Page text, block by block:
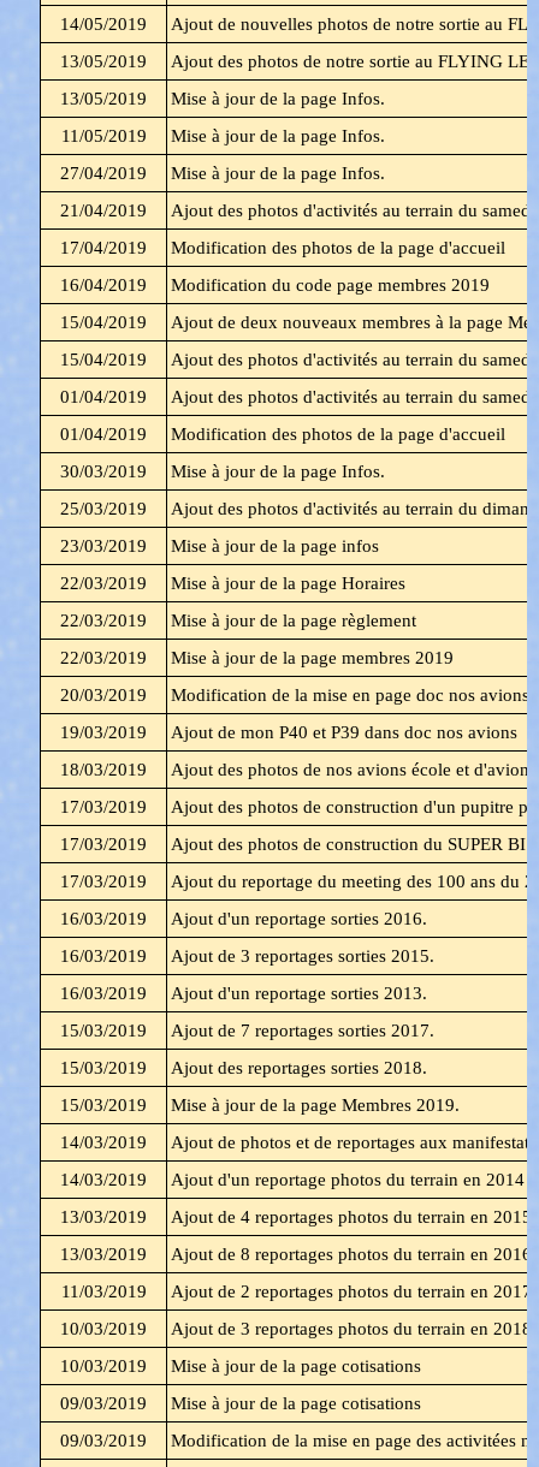
14/05/2019
Ajout de nouvelles photos de notre sortie au
13/05/2019
Ajout des photos de notre sortie au FLYING
13/05/2019
Mise à jour de la page Infos.
11/05/2019
Mise à jour de la page Infos.
27/04/2019
Mise à jour de la page Infos.
21/04/2019
Ajout des photos d'activités au terrain du
17/04/2019
Modification des photos de la page d'accueil
16/04/2019
Modification du code page membres 2019
15/04/2019
Ajout de deux nouveaux membres à la page
15/04/2019
Ajout des photos d'activités au terrain du
01/04/2019
Ajout des photos d'activités au terrain du
01/04/2019
Modification des photos de la page d'accueil
30/03/2019
Mise à jour de la page Infos.
25/03/2019
Ajout des photos d'activités au terrain du
23/03/2019
Mise à jour de la page infos
22/03/2019
Mise à jour de la page Horaires
22/03/2019
Mise à jour de la page règlement
22/03/2019
Mise à jour de la page membres 2019
20/03/2019
Modification de la mise en page doc nos avions
19/03/2019
Ajout de mon P40 et P39 dans doc nos avions
18/03/2019
Ajout des photos de nos avions école et
17/03/2019
Ajout des photos de construction d'un pupitre
17/03/2019
Ajout des photos de construction du SUPER
17/03/2019
Ajout du reportage du meeting des 100 ans du
16/03/2019
Ajout d'un reportage sorties 2016.
16/03/2019
Ajout de 3 reportages sorties 2015.
16/03/2019
Ajout d'un reportage sorties 2013.
15/03/2019
Ajout de 7 reportages sorties 2017.
15/03/2019
Ajout des reportages sorties 2018.
15/03/2019
Mise à jour de la page Membres 2019.
14/03/2019
Ajout de photos et de reportages aux
14/03/2019
Ajout d'un reportage photos du terrain en 2014
13/03/2019
Ajout de 4 reportages photos du terrain en 2015
13/03/2019
Ajout de 8 reportages photos du terrain en 2016
11/03/2019
Ajout de 2 reportages photos du terrain en 2017
10/03/2019
Ajout de 3 reportages photos du terrain en 2018
10/03/2019
Mise à jour de la page cotisations
09/03/2019
Mise à jour de la page cotisations
09/03/2019
Modification de la mise en page des activitées